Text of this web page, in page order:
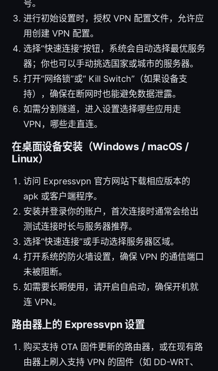
号。
进行初始设置时，授权 VPN 配置文件，允许应
用创建 VPN 配置。
选择“快速连接”按钮，系统会自动选择最优服务
器；你也可以手动挑选国家或城市的服务器。
打开“网络锁”或“ Kill Switch”（如果设备支
持），确保在断网时也能避免数据泄露。
如需分割隧道，进入设置选择哪些应用走
VPN，哪些走直连。
在桌面设备安装（Windows / macOS /
Linux）
访问 Expressvpn 官方网站下载相应版本的
apk 或客户端程序。
安装并登录你的账户，首次连接时通常会给出
测试连接时长与服务器推荐。
选择“快速连接”或手动选择服务器区域。
打开系统的防火墙设置，确保 VPN 的通信端口
未被阻断。
如需要长期使用，请开启自启动，确保开机就
连 VPN。
路由器上的 Expressvpn 设置
购买支持 OTA 固件更新的路由器，或在现有路
由器上刷入支持 VPN 的固件（如 DD-WRT、